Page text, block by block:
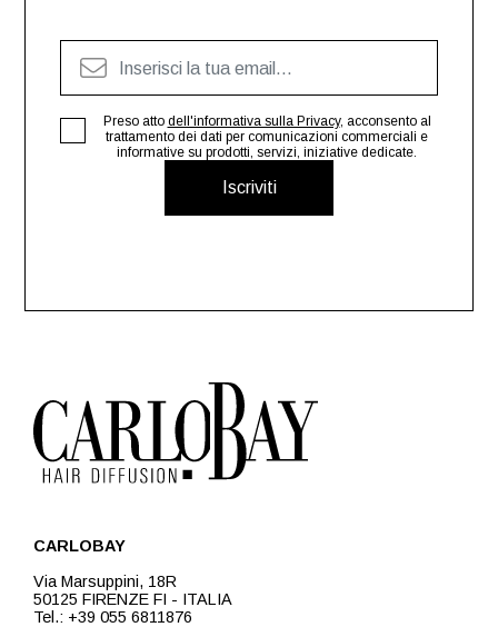
Iscriviti
Preso atto dell'informativa sulla Privacy, acconsento al
trattamento dei dati per comunicazioni commerciali e
informative su prodotti, servizi, iniziative dedicate.
CARLOBAY
Via Marsuppini, 18R
50125 FIRENZE FI - ITALIA
Tel.: +39 055 6811876